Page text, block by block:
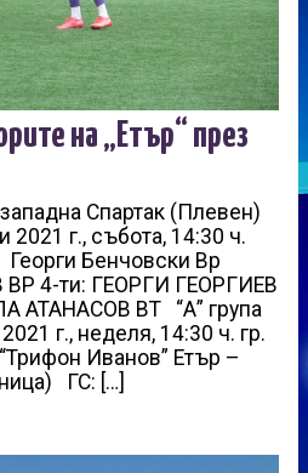
на „Етър“ през
Спартак (Плевен)
2021 г., събота, 14:30 ч.
Бенчовски Вр
4-ти: ГЕОРГИ ГЕОРГИЕВ
АТАНАСОВ ВТ “А” група
г., неделя, 14:30 ч. гр.
Иванов” Етър –
ГС: […]